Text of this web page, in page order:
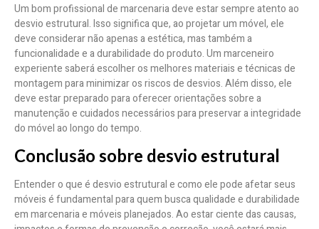
Um bom profissional de marcenaria deve estar sempre atento ao
desvio estrutural. Isso significa que, ao projetar um móvel, ele
deve considerar não apenas a estética, mas também a
funcionalidade e a durabilidade do produto. Um marceneiro
experiente saberá escolher os melhores materiais e técnicas de
montagem para minimizar os riscos de desvios. Além disso, ele
deve estar preparado para oferecer orientações sobre a
manutenção e cuidados necessários para preservar a integridade
do móvel ao longo do tempo.
Conclusão sobre desvio estrutural
Entender o que é desvio estrutural e como ele pode afetar seus
móveis é fundamental para quem busca qualidade e durabilidade
em marcenaria e móveis planejados. Ao estar ciente das causas,